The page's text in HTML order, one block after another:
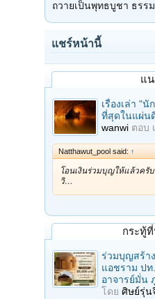
ถวายเป็นพุทธบูชา ธร
แชร์หน้านี้
แ
เรื่องเล่า "
ที่สุดในแผ่น
wanwi ตอบ
Natthawut_pool said: ↑
โอนเงินร่วมบุญให้แล้วค
วิ…
กระทู้
ร่วมบุญสร้า
แอชราม ปท
อาจารย์มั่น
โดย ศิษย์รุ่น